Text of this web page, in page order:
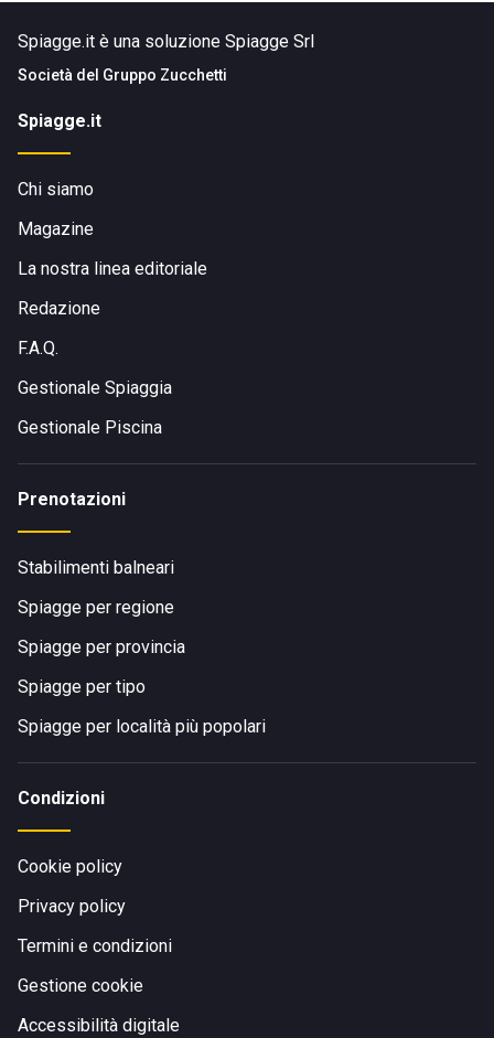
Spiagge.it è una soluzione Spiagge Srl
Società del Gruppo Zucchetti
Spiagge.it
Chi siamo
Magazine
La nostra linea editoriale
Redazione
F.A.Q.
Gestionale Spiaggia
Gestionale Piscina
Prenotazioni
Stabilimenti balneari
Spiagge per regione
Spiagge per provincia
Spiagge per tipo
Spiagge per località più popolari
Condizioni
Cookie policy
Privacy policy
Termini e condizioni
Gestione cookie
Accessibilità digitale